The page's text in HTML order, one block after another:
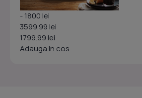
- 1800 lei
3599.99 lei
1799.99 lei
Adauga in cos